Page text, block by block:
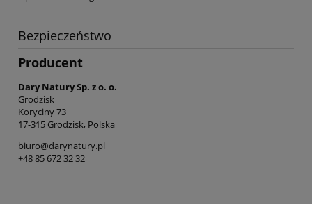
Bezpieczeństwo
Producent
Dary Natury Sp. z o. o.
Grodzisk
Koryciny 73
17-315 Grodzisk, Polska
biuro@darynatury.pl
+48 85 672 32 32